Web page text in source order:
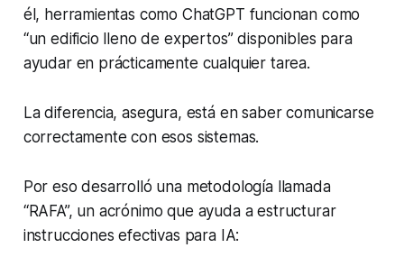
él, herramientas como ChatGPT funcionan como
“un edificio lleno de expertos” disponibles para
ayudar en prácticamente cualquier tarea.
La diferencia, asegura, está en saber comunicarse
correctamente con esos sistemas.
Por eso desarrolló una metodología llamada
“RAFA”, un acrónimo que ayuda a estructurar
instrucciones efectivas para IA: